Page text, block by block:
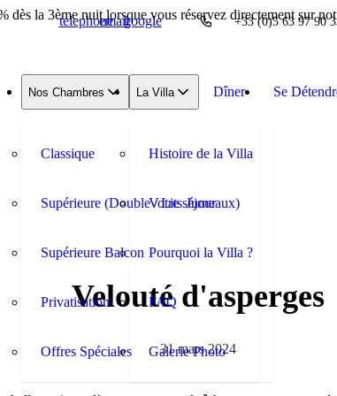
dès la 3ème nuit lorsque vous réservez directement sur
telephoneemailgoogle +33 (0)5 63 97 90
Nos Chambres
Classique
Supérieure (Double / Lits Jumeaux)
Supérieure Balcon
Privatisation
Offres Spéciales
La Villa
Histoire de la Villa
Votre séjour
Pourquoi la Villa ?
FAQ
Galerie Photo
Dîner Se
Velouté d'asperges
31 mars 2024